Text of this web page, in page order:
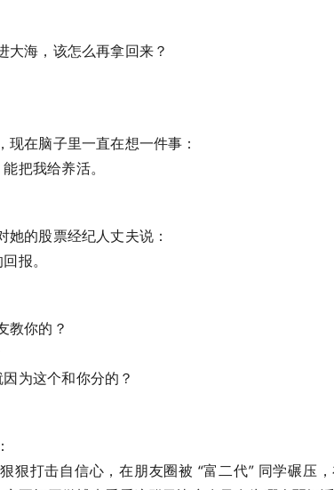
海，该怎么再拿回来？
在脑子里一直在想一件事：
把我给养活。
的股票经纪人丈夫说：
报。
教你的？
为这个和你分的？
狠打击自信心，在朋友圈被 “富二代” 同学碾压